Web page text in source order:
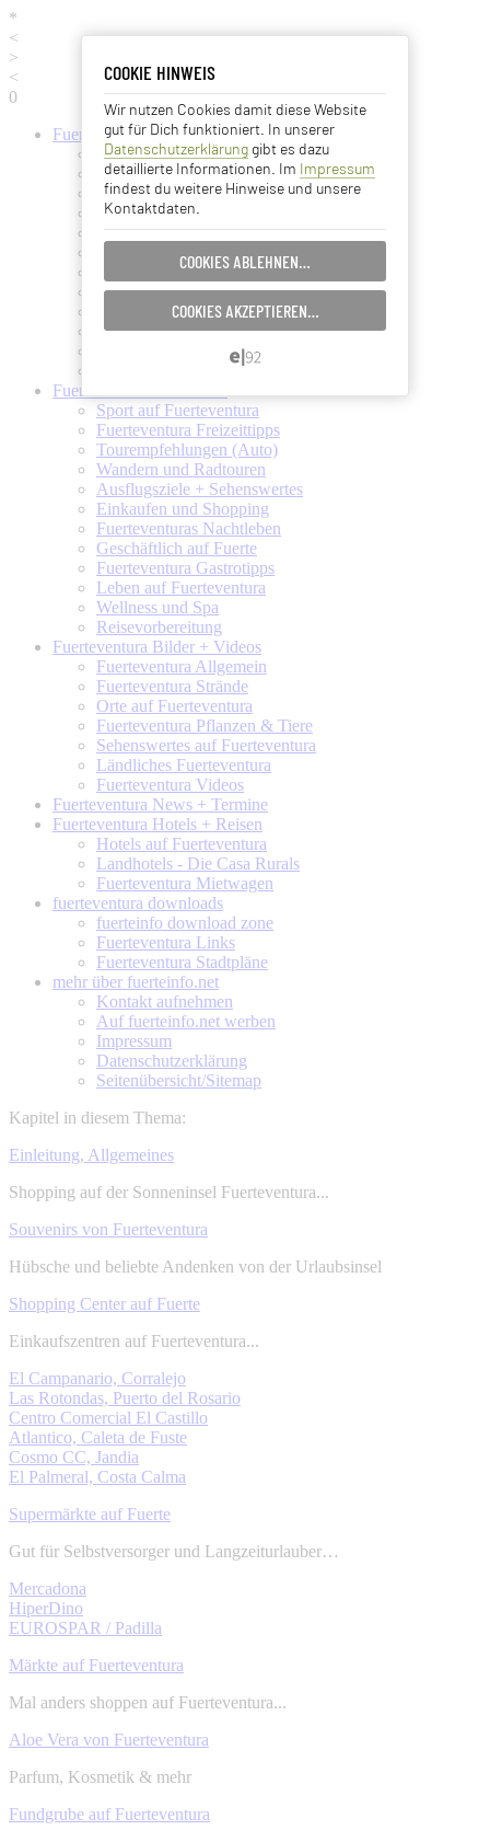
COOKIE HINWEIS
Wir nutzen Cookies damit diese Website
gut für Dich funktioniert. In unserer
Datenschutzerklärung gibt es dazu
detaillierte Informationen. Im Impressum
findest du weitere Hinweise und unsere
Kontaktdaten.
COOKIES ABLEHNEN…
COOKIES AKZEPTIEREN…
Essentielle Cookies
Analyse Cookies
EINSTELLUNGEN SPEICHERN…
ABBRECHEN…
*
<
>
<
0
FuerteventuraInformationen
Fuerteventura (Startseite)
Fuerteventura Wetter + Klima
Ortschaften auf Fuerteventura
Strände auf Fuerteventura
Pflanzen und Tiere auf Fuerte
Fuertes Kunst und Kultur
Verkehrsmittel (Taxi, Bus, Fähre)
Flughafen Fuerteventura
Ämter und Services auf Fuerte
Essen und Trinken auf Fuerte
Ärzte auf Fuerteventura
Fuerteventura
Sport auf Fuerteventura
Fuerteventura Freizeittipps
Tourempfehlungen (Auto)
Wandern und Radtouren
Ausflugsziele + Sehenswertes
Einkaufen und Shopping
Fuerteventuras Nachtleben
Geschäftlich auf Fuerte
Fuerteventura Gastrotipps
Leben auf Fuerteventura
Wellness und Spa
Reisevorbereitung
Fuerteventura Bilder + Videos
Fuerteventura Allgemein
Fuerteventura Strände
Orte auf Fuerteventura
Fuerteventura Pflanzen & Tiere
Sehenswertes auf Fuerteventura
Ländliches Fuerteventura
Fuerteventura Videos
Fuerteventura News + Termine
Fuerteventura Hotels + Reisen
Hotels auf Fuerteventura
Landhotels - Die Casa Rurals
Fuerteventura Mietwagen
fuerteventura downloads
fuerteinfo download zone
Fuerteventura Links
Fuerteventura Stadtpläne
mehr über fuerteinfo.net
Kontakt aufnehmen
Auf fuerteinfo.net werben
Impressum
Datenschutzerklärung
Seitenübersicht/Sitemap
Kapitel in diesem Thema:
Einleitung, Allgemeines
Shopping auf der Sonneninsel Fuerteventura...
Souvenirs von Fuerteventura
Hübsche und beliebte Andenken von der Urlaubsinsel
Shopping Center auf Fuerte
Einkaufszentren auf Fuerteventura...
El Campanario, Corralejo
Las Rotondas, Puerto del Rosario
Centro Comercial El Castillo
Atlantico, Caleta de Fuste
Cosmo CC, Jandia
El Palmeral, Costa Calma
Supermärkte auf Fuerte
Gut für Selbstversorger und Langzeiturlauber…
Mercadona
HiperDino
EUROSPAR / Padilla
Märkte auf Fuerteventura
Mal anders shoppen auf Fuerteventura...
Aloe Vera von Fuerteventura
Parfum, Kosmetik & mehr
Fundgrube auf Fuerteventura